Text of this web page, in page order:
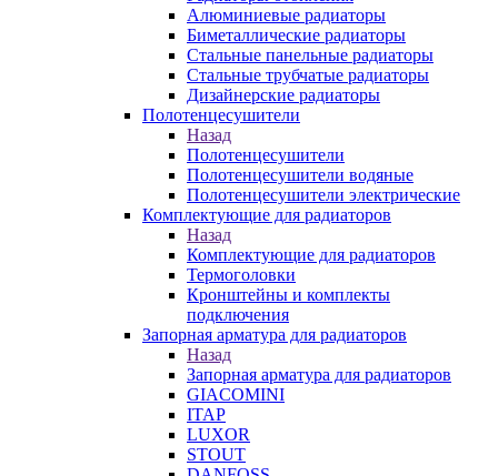
Алюминиевые радиаторы
Биметаллические радиаторы
Стальные панельные радиаторы
Стальные трубчатые радиаторы
Дизайнерские радиаторы
Полотенцесушители
Назад
Полотенцесушители
Полотенцесушители водяные
Полотенцесушители электрические
Комплектующие для радиаторов
Назад
Комплектующие для радиаторов
Термоголовки
Кронштейны и комплекты
подключения
Запорная арматура для радиаторов
Назад
Запорная арматура для радиаторов
GIACOMINI
ITAP
LUXOR
STOUT